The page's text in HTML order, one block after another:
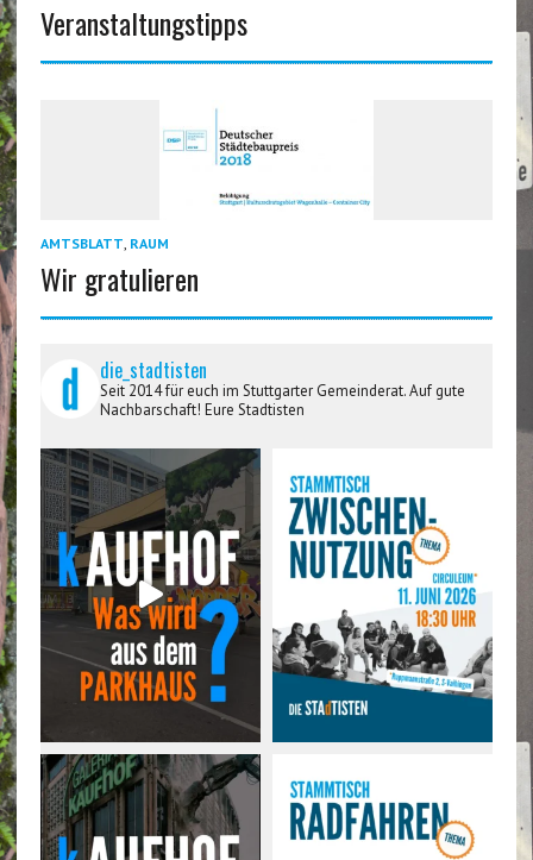
Veranstaltungstipps
AMTSBLATT, RAUM
Wir gratulieren
die_stadtisten
Seit 2014 für euch im Stuttgarter Gemeinderat. Auf gute
Nachbarschaft! Eure Stadtisten